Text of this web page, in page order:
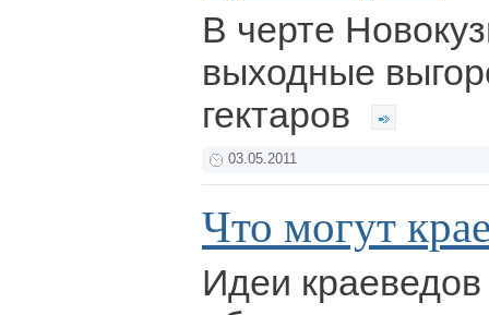
В черте
выходные
гектаров
03.05.2011
Что могут
Идеи